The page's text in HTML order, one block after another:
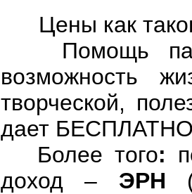
Цены как
Помощь
возможность
творческой,
дает
Более того:
доход – ЭРН